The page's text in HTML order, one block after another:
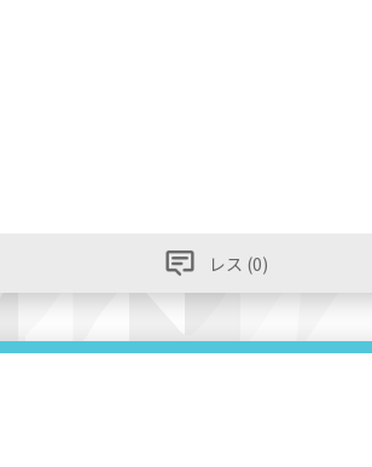
レス (0)